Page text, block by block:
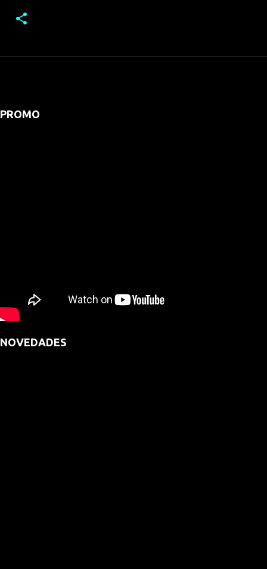
PROMO
NOVEDADES